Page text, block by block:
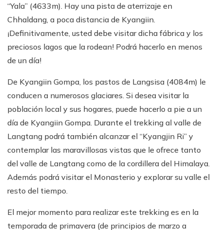
“Yala” (4633m). Hay una pista de aterrizaje en
Chhaldang, a poca distancia de Kyangiin.
¡Definitivamente, usted debe visitar dicha fábrica y los
preciosos lagos que la rodean! Podrá hacerlo en menos
de un día!
De Kyangiin Gompa, los pastos de Langsisa (4084m) le
conducen a numerosos glaciares. Si desea visitar la
población local y sus hogares, puede hacerlo a pie a un
día de Kyangiin Gompa. Durante el trekking al valle de
Langtang podrá también alcanzar el “Kyangjin Ri” y
contemplar las maravillosas vistas que le ofrece tanto
del valle de Langtang como de la cordillera del Himalaya.
Además podrá visitar el Monasterio y explorar su valle el
resto del tiempo.
El mejor momento para realizar este trekking es en la
temporada de primavera (de principios de marzo a